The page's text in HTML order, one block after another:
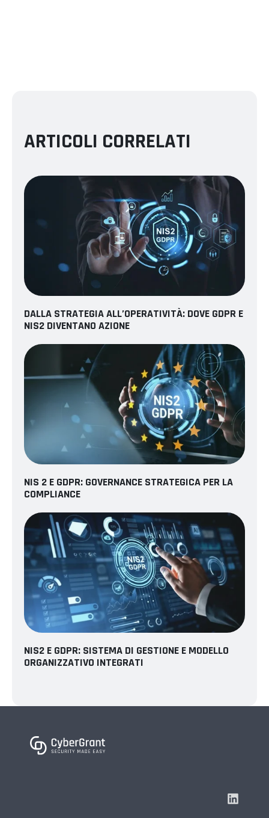
ARTICOLI CORRELATI
DALLA STRATEGIA ALL’OPERATIVITÀ: DOVE GDPR E
NIS2 DIVENTANO AZIONE
NIS 2 E GDPR: GOVERNANCE STRATEGICA PER LA
COMPLIANCE
NIS2 E GDPR: SISTEMA DI GESTIONE E MODELLO
ORGANIZZATIVO INTEGRATI